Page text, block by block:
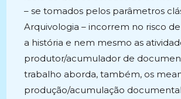
– se tomados pelos parâmetros
Arquivologia – incorrem no risco
a história e nem mesmo as
produtor/acumulador de
trabalho aborda, também, os
produção/acumulação documental